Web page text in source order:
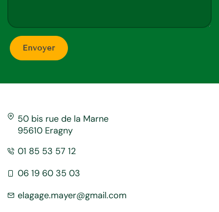
50 bis rue de la Marne
95610 Eragny
01 85 53 57 12
06 19 60 35 03
elagage.mayer@gmail.com